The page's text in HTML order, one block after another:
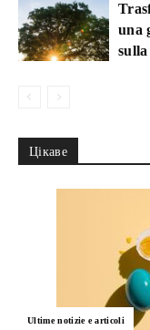
una
Цікаве
Ultime notizie e articoli